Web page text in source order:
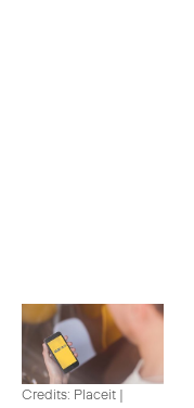
Credits: Placeit |